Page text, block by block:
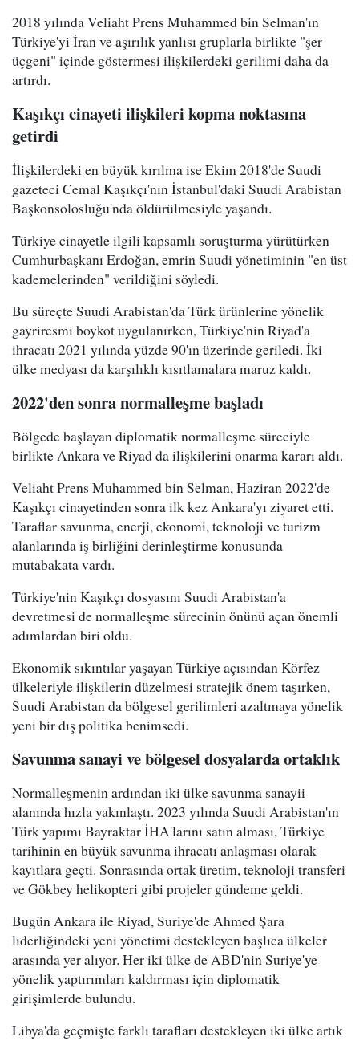
2018 yılında Veliaht Prens Muhammed bin Selman'ın
Türkiye'yi İran ve aşırılık yanlısı gruplarla birlikte "şer
üçgeni" içinde göstermesi ilişkilerdeki gerilimi daha da
artırdı.
Kaşıkçı cinayeti ilişkileri kopma noktasına
getirdi
İlişkilerdeki en büyük kırılma ise Ekim 2018'de Suudi
gazeteci Cemal Kaşıkçı'nın İstanbul'daki Suudi Arabistan
Başkonsolosluğu'nda öldürülmesiyle yaşandı.
Türkiye cinayetle ilgili kapsamlı soruşturma yürütürken
Cumhurbaşkanı Erdoğan, emrin Suudi yönetiminin "en üst
kademelerinden" verildiğini söyledi.
Bu süreçte Suudi Arabistan'da Türk ürünlerine yönelik
gayriresmi boykot uygulanırken, Türkiye'nin Riyad'a
ihracatı 2021 yılında yüzde 90'ın üzerinde geriledi. İki
ülke medyası da karşılıklı kısıtlamalara maruz kaldı.
2022'den sonra normalleşme başladı
Bölgede başlayan diplomatik normalleşme süreciyle
birlikte Ankara ve Riyad da ilişkilerini onarma kararı aldı.
Veliaht Prens Muhammed bin Selman, Haziran 2022'de
Kaşıkçı cinayetinden sonra ilk kez Ankara'yı ziyaret etti.
Taraflar savunma, enerji, ekonomi, teknoloji ve turizm
alanlarında iş birliğini derinleştirme konusunda
mutabakata vardı.
Türkiye'nin Kaşıkçı dosyasını Suudi Arabistan'a
devretmesi de normalleşme sürecinin önünü açan önemli
adımlardan biri oldu.
Ekonomik sıkıntılar yaşayan Türkiye açısından Körfez
ülkeleriyle ilişkilerin düzelmesi stratejik önem taşırken,
Suudi Arabistan da bölgesel gerilimleri azaltmaya yönelik
yeni bir dış politika benimsedi.
Savunma sanayi ve bölgesel dosyalarda ortaklık
Normalleşmenin ardından iki ülke savunma sanayii
alanında hızla yakınlaştı. 2023 yılında Suudi Arabistan'ın
Türk yapımı Bayraktar İHA'larını satın alması, Türkiye
tarihinin en büyük savunma ihracatı anlaşması olarak
kayıtlara geçti. Sonrasında ortak üretim, teknoloji transferi
ve Gökbey helikopteri gibi projeler gündeme geldi.
Bugün Ankara ile Riyad, Suriye'de Ahmed Şara
liderliğindeki yeni yönetimi destekleyen başlıca ülkeler
arasında yer alıyor. Her iki ülke de ABD'nin Suriye'ye
yönelik yaptırımları kaldırması için diplomatik
girişimlerde bulundu.
Libya'da geçmişte farklı tarafları destekleyen iki ülke artık